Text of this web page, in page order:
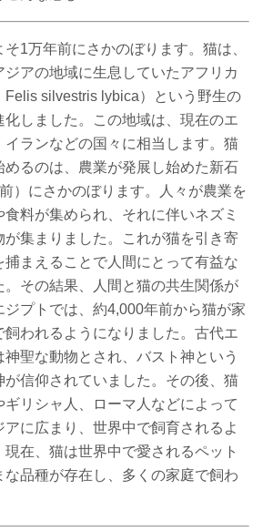
1万年前にさかのぼります。猫は、
アの地域に生息していたアフリカ
Felis silvestris lybica）という野生の
化しました。この地域は、現在のエ
イランなどの国々に相当します。猫
めるのは、農業が発展し始めた新石
）にさかのぼります。人々が農業を
料が集められ、それに伴いネズミ
が集まりました。これが猫を引き寄
捕まえることで人間にとって有益な
。その結果、人間と猫の共生関係が
ジプトでは、約4,000年前から猫が家
飼われるようになりました。古代エ
神聖な動物とされ、バスト神という
が信仰されていました。その後、猫
ギリシャ人、ローマ人などによって
アに広まり、世界中で飼育されるよ
現在、猫は世界中で愛されるペット
な品種が存在し、多くの家庭で飼わ